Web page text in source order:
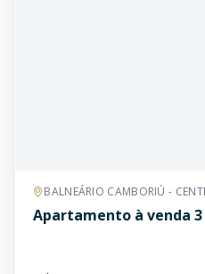
BALNEÁRIO CAMBORIÚ -
Apartamento à venda